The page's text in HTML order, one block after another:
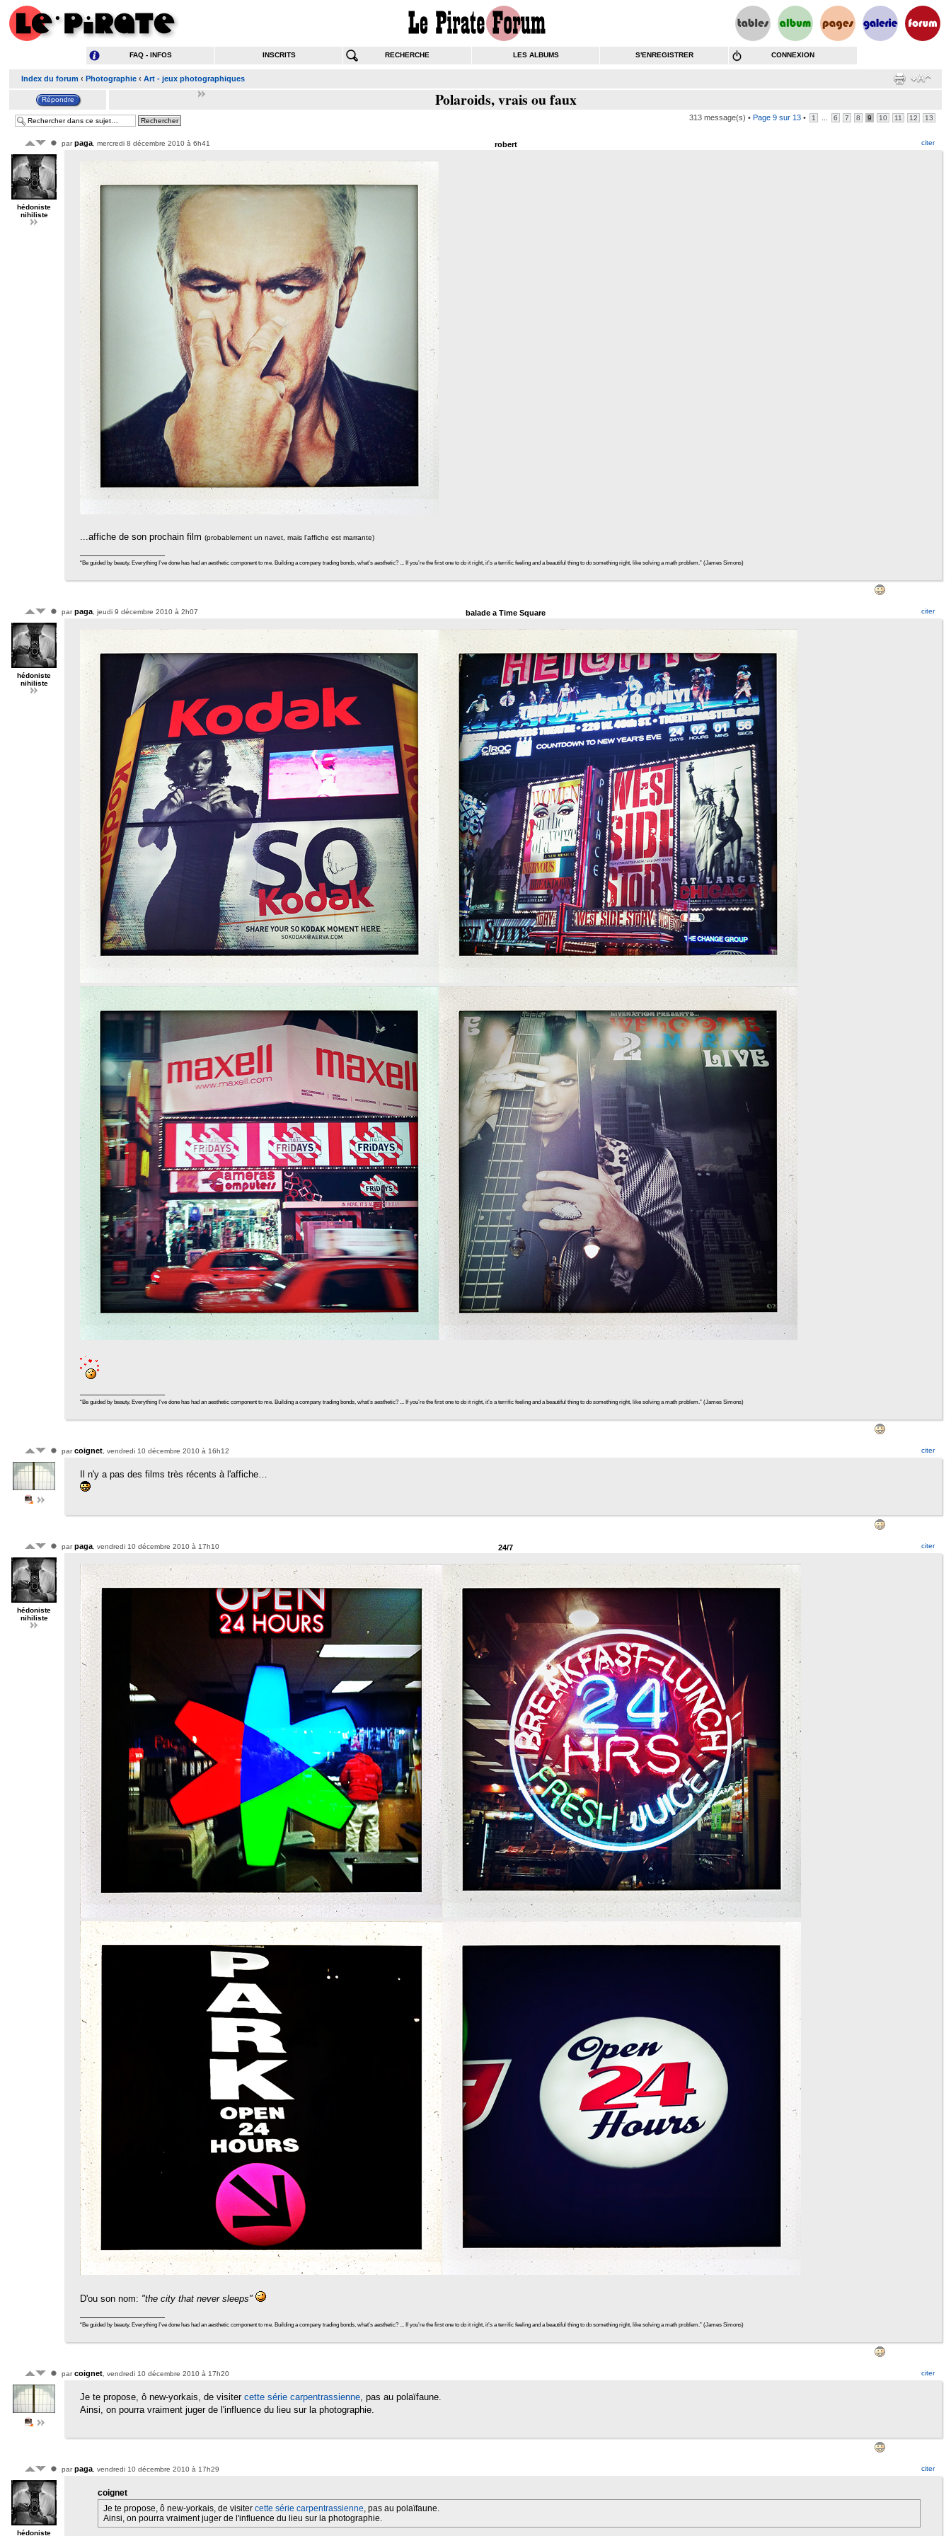
FAQ - INFOS INSCRITS RECHERCHE LES ALBUMS S'ENREGISTRER CONNEXION
Index du forum ‹ Photographie ‹ Art - jeux photographiques
Polaroids, vrais ou faux
313 message(s) • Page 9 sur 13 • 1 6 7 8 9 10 11 12 13
robert
parpaga , mercredi 8 décembre 2010 à 6h41 citer
hédoniste
nihiliste
...affiche de son prochain film (probablement un navet, mais l'affiche est marrante)
“Be guided by beauty. Everything I’ve done has had an aesthetic component to me. Building a company trading bonds, what’s aesthetic? ... If you’re the first one to do it right, it’s a terrific feeling and a beautiful thing to do something right, like solving a math problem.” (James Simons)
balade a Time Square
parpaga , jeudi 9 décembre 2010 à 2h07 citer
hédoniste
nihiliste
“Be guided by beauty. Everything I’ve done has had an aesthetic component to me. Building a company trading bonds, what’s aesthetic? ... If you’re the first one to do it right, it’s a terrific feeling and a beautiful thing to do something right, like solving a math problem.” (James Simons)
parcoignet , vendredi 10 décembre 2010 à 16h12 citer
Il n'y a pas des films très récents à l'affiche…
24/7
parpaga , vendredi 10 décembre 2010 à 17h10 citer
hédoniste
nihiliste
D'ou son nom: "the city that never sleeps"
“Be guided by beauty. Everything I’ve done has had an aesthetic component to me. Building a company trading bonds, what’s aesthetic? ... If you’re the first one to do it right, it’s a terrific feeling and a beautiful thing to do something right, like solving a math problem.” (James Simons)
parcoignet , vendredi 10 décembre 2010 à 17h20 citer
Je te propose, ô new-yorkais, de visiter cette série carpentrassienne, pas au polaïfaune.
Ainsi, on pourra vraiment juger de l'influence du lieu sur la photographie.
parpaga , vendredi 10 décembre 2010 à 17h29 citer
hédoniste
coignet
Je te propose, ô new-yorkais, de visiter cette série carpentrassienne , pas au polaïfaune.
Ainsi, on pourra vraiment juger de l'influence du lieu sur la photographie.